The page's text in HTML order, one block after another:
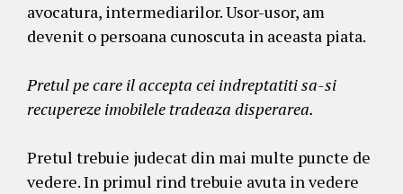
avocatura, intermediarilor. Usor-usor, am
devenit o persoana cunoscuta in aceasta piata.
Pretul pe care il accepta cei indreptatiti sa-si
recupereze imobilele tradeaza disperarea.
Pretul trebuie judecat din mai multe puncte de
vedere. In primul rind trebuie avuta in vedere